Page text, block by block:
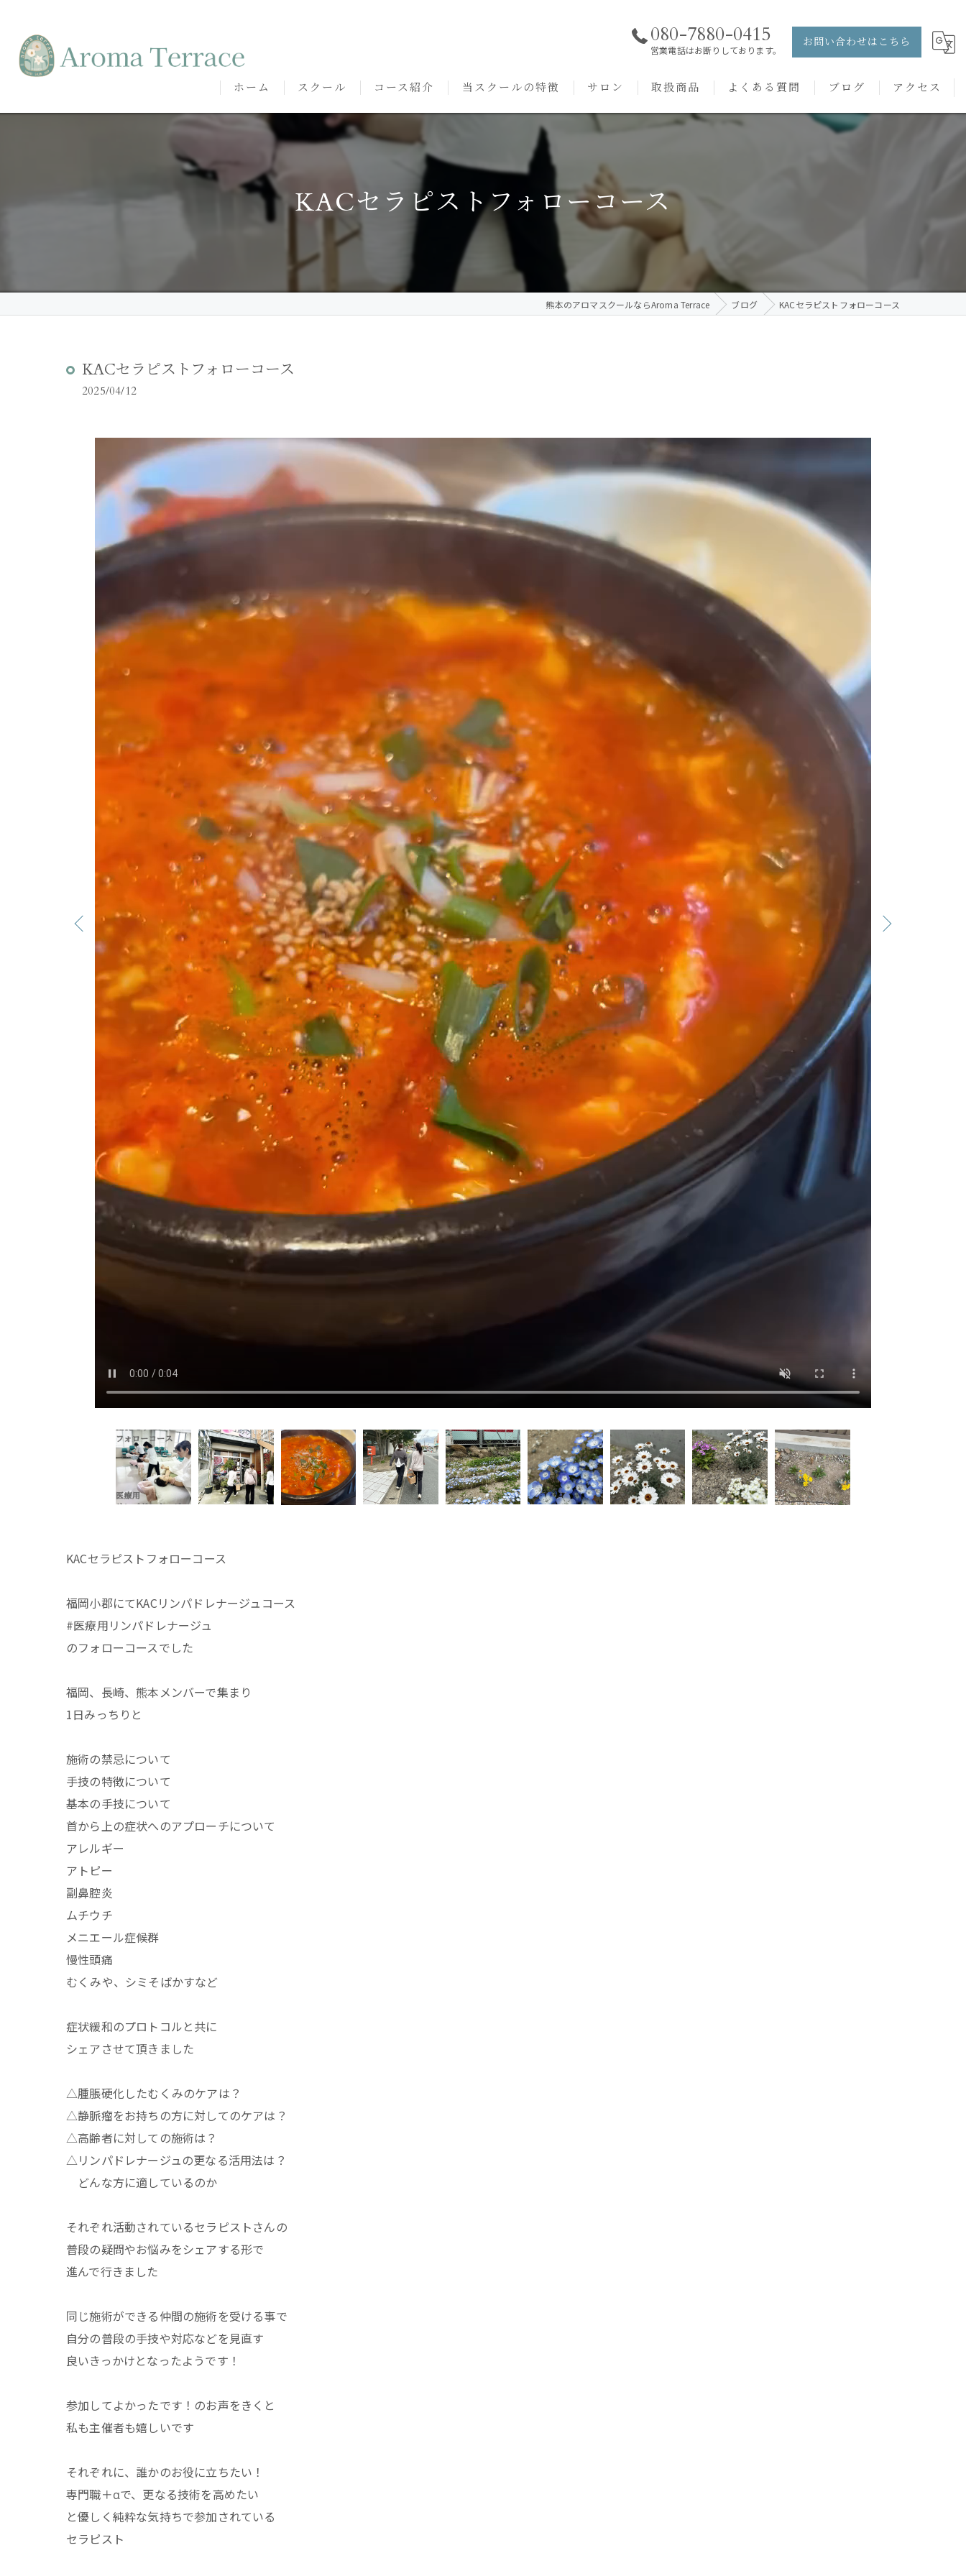
080-7880-0415
営業電話はお断りしております。
お問い合わせはこちら
ホーム スクール
熊本本校の特徴
代表挨拶
講師紹介
コース紹介
NARD JAPAN
アロマ・アドバイザーコース
アロマ・インストラクターコース
アロマ・セラピストコース
KACセラピスト
クリニークアロマ リンパドレナージュコース
当スクールの特徴
独立開業支援
セルフメディケーション
ハンドマッサージ
サロン
サロンメニュー
術後・病後ケアメニュー
施術事例
取扱商品
バッチフラワーレメディ
よくある質問 ブログ アクセス
KACセラピストフォローコース
熊本のアロマスクールならAroma Terrace ブログ KACセラピストフォローコース
KACセラピストフォローコース
2025/04/12
KACセラピストフォローコース
福岡小郡にてKACリンパドレナージュコース
#医療用リンパドレナージュ
のフォローコースでした
福岡、長崎、熊本メンバーで集まり
1日みっちりと
施術の禁忌について
手技の特徴について
基本の手技について
首から上の症状へのアプローチについて
アレルギー
アトピー
副鼻腔炎
ムチウチ
メニエール症候群
慢性頭痛
むくみや、シミそばかすなど
症状緩和のプロトコルと共に
シェアさせて頂きました
△腫脹硬化したむくみのケアは？
△静脈瘤をお持ちの方に対してのケアは？
△高齢者に対しての施術は？
△リンパドレナージュの更なる活用法は？
どんな方に適しているのか
それぞれ活動されているセラピストさんの
普段の疑問やお悩みをシェアする形で
進んで行きました
同じ施術ができる仲間の施術を受ける事で
自分の普段の手技や対応などを見直す
良いきっかけとなったようです！
参加してよかったです！のお声をきくと
私も主催者も嬉しいです
それぞれに、誰かのお役に立ちたい！
専門職＋αで、更なる技術を高めたい
と優しく純粋な気持ちで参加されている
セラピスト